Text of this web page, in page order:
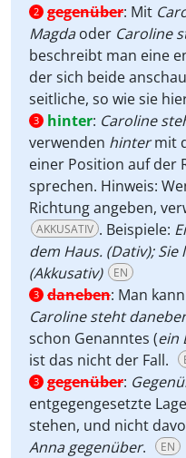
2 gegenüber: Mit
Magdaoder Caroline
beschreibt man eine
der sich beide
seitliche, so wie sie
3 hinter: Caroline
verwenden hintermit
einer Position auf der
sprechen. Hinweis:
Richtung angeben,
AKKUSATIV . Beispiele:
dem Haus. (Dativ);
(Akkusativ)
EN
3 daneben: Man
Caroline steht
schon Genanntes (ein
ist das nicht der Fall.
3 gegenüber:
entgegengesetzte
stehen, und nicht
Anna gegenüber. EN